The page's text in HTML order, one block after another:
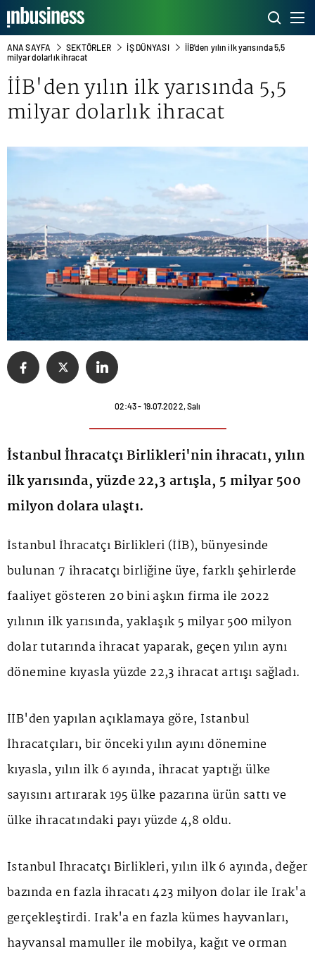
ANA SAYFA SEKTÖRLER İŞ DÜNYASI
İİB'den yılın ilk yarısında 5,5
milyar dolarlık ihracat
İİB'den yılın ilk yarısında 5,5
milyar dolarlık ihracat
02:43 - 19.07.2022, Salı
İstanbul İhracatçı Birlikleri'nin ihracatı, yılın
ilk yarısında, yüzde 22,3 artışla, 5 milyar 500
milyon dolara ulaştı.
İstanbul İhracatçı Birlikleri (İİB), bünyesinde
bulunan 7 ihracatçı birliğine üye, farklı şehirlerde
faaliyet gösteren 20 bini aşkın firma ile 2022
yılının ilk yarısında, yaklaşık 5 milyar 500 milyon
dolar tutarında ihracat yaparak, geçen yılın aynı
dönemine kıyasla yüzde 22,3 ihracat artışı sağladı.
İİB'den yapılan açıklamaya göre, İstanbul
İhracatçıları, bir önceki yılın ayını dönemine
kıyasla, yılın ilk 6 ayında, ihracat yaptığı ülke
sayısını artırarak 195 ülke pazarına ürün sattı ve
ülke ihracatındaki payı yüzde 4,8 oldu.
İstanbul İhracatçı Birlikleri, yılın ilk 6 ayında, değer
bazında en fazla ihracatı 423 milyon dolar ile Irak'a
gerçekleştirdi. Irak'a en fazla kümes hayvanları,
hayvansal mamuller ile mobilya, kağıt ve orman